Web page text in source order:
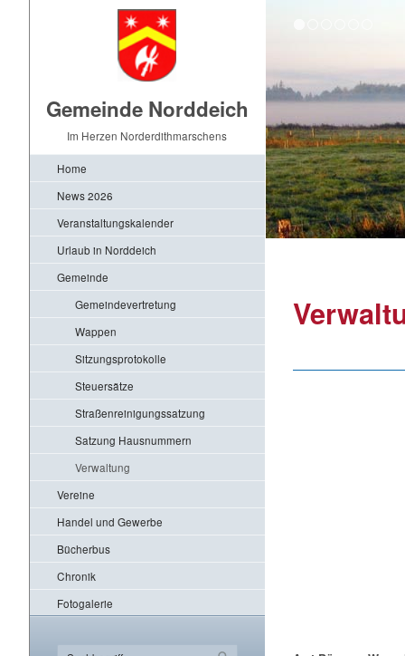
Gemeinde Norddeich
Im Herzen Norderdithmarschens
Home
News 2026
Veranstaltungskalender
Urlaub in Norddeich
Gemeinde
Gemeindevertretung
Wappen
Sitzungsprotokolle
Steuersätze
Straßenreinigungssatzung
Satzung Hausnummern
Verwaltung
Vereine
Handel und Gewerbe
Bücherbus
Chronik
Fotogalerie